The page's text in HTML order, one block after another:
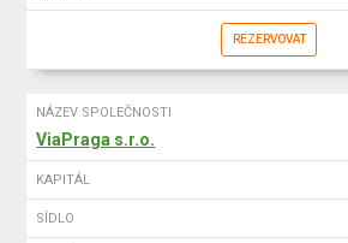
REZERVOVAT
NÁZEV SPOLEČNOSTI
ViaPraga s.r.o.
KAPITÁL
SÍDLO